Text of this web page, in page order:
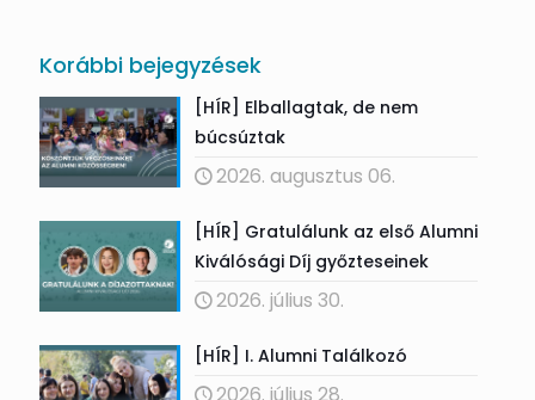
Korábbi bejegyzések
[HÍR] Elballagtak, de nem
búcsúztak
2026. augusztus 06.
[HÍR] Gratulálunk az első Alumni
Kiválósági Díj győzteseinek
2026. július 30.
[HÍR] I. Alumni Találkozó